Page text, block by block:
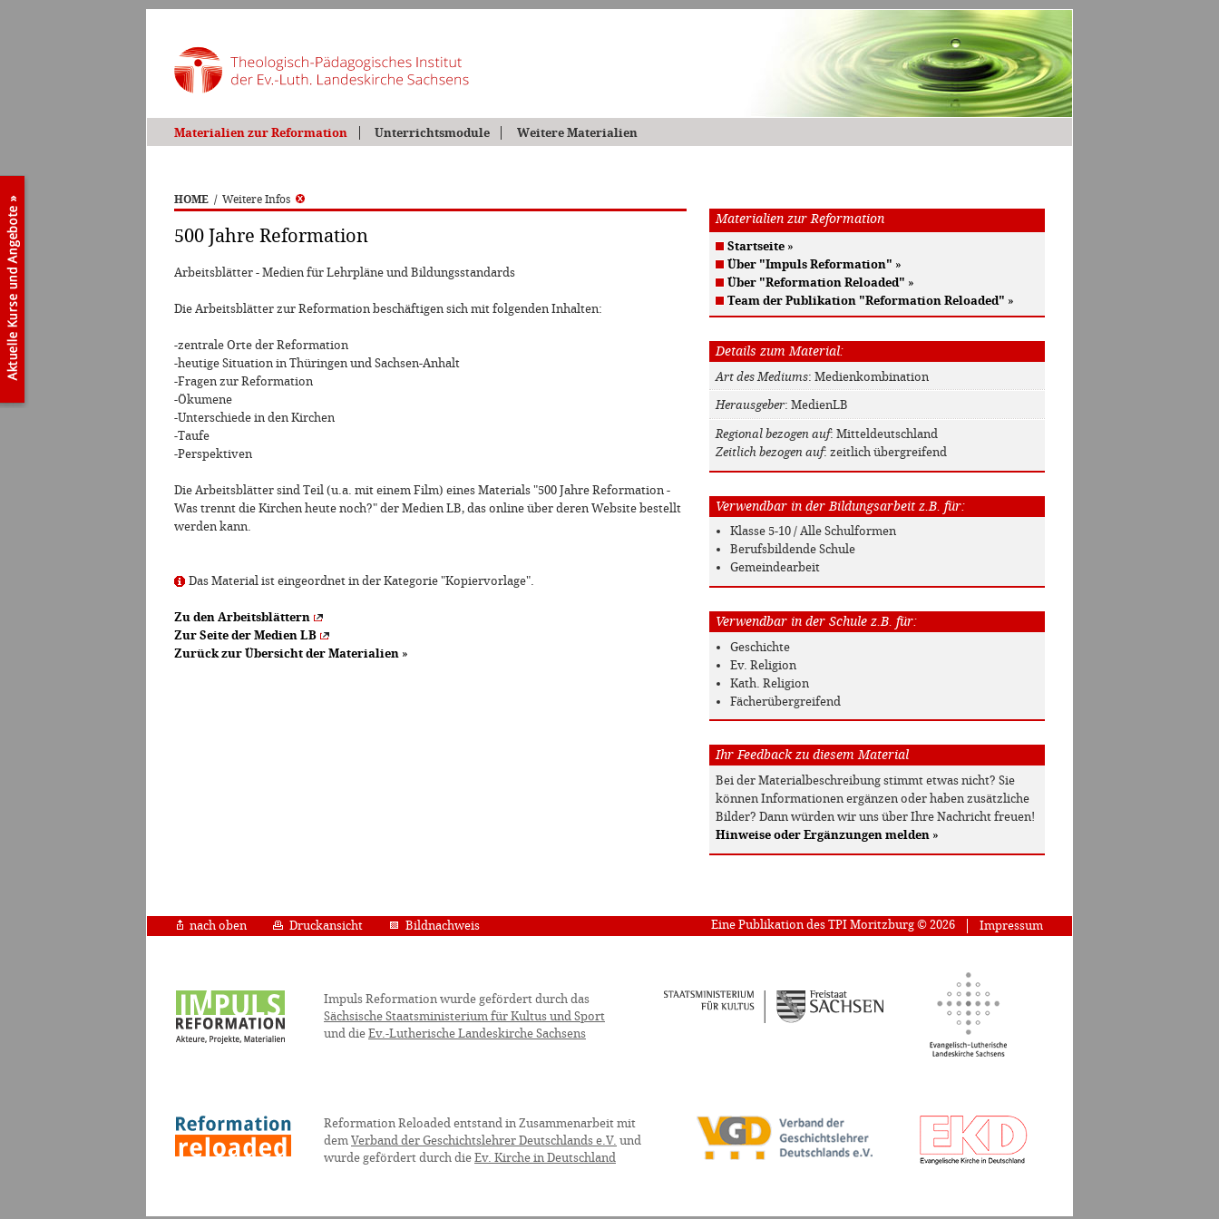
Materialien zur Reformation Unterrichtsmodule Weitere Materialien
HOME / Weitere Infos
500 Jahre Reformation
Arbeitsblätter - Medien für Lehrpläne und Bildungsstandards
Die Arbeitsblätter zur Reformation beschäftigen sich mit folgenden Inhalten:
-zentrale Orte der Reformation
-heutige Situation in Thüringen und Sachsen-Anhalt
-Fragen zur Reformation
-Ökumene
-Unterschiede in den Kirchen
-Taufe
-Perspektiven
Die Arbeitsblätter sind Teil (u.a. mit einem Film) eines Materials "500 Jahre Reformation -
Was trennt die Kirchen heute noch?" der Medien LB, das online über deren Website bestellt
werden kann.
Das Material ist eingeordnet in der Kategorie "Kopiervorlage".
Zu den Arbeitsblättern
Zur Seite der Medien LB
Zurück zur Übersicht der Materialien »
Materialien zur Reformation
Startseite »
Über "Impuls Reformation" »
Über "Reformation Reloaded" »
Team der Publikation "Reformation Reloaded" »
Details zum Material:
Art des Mediums: Medienkombination
Herausgeber: MedienLB
Regional bezogen auf: Mitteldeutschland
Zeitlich bezogen auf: zeitlich übergreifend
Verwendbar in der Bildungsarbeit z.B. für:
Klasse 5-10 / Alle Schulformen
Berufsbildende Schule
Gemeindearbeit
Verwendbar in der Schule z.B. für:
Geschichte
Ev. Religion
Kath. Religion
Fächerübergreifend
Ihr Feedback zu diesem Material
Bei der Materialbeschreibung stimmt etwas nicht? Sie
können Informationen ergänzen oder haben zusätzliche
Bilder? Dann würden wir uns über Ihre Nachricht freuen!
Hinweise oder Ergänzungen melden »
Impressum
Eine Publikation des TPI Moritzburg © 2026
nach oben Druckansicht Bildnachweis
Impuls Reformation wurde gefördert durch das
Sächsische Staatsministerium für Kultus und Sport
und die Ev.-Lutherische Landeskirche Sachsens
Reformation Reloaded entstand in Zusammenarbeit mit
dem Verband der Geschichtslehrer Deutschlands e.V. und
wurde gefördert durch die Ev. Kirche in Deutschland